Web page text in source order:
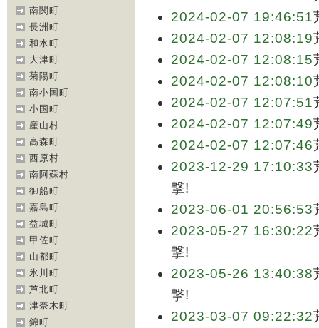
南関町
長洲町
和水町
大津町
菊陽町
南小国町
小国町
産山村
高森町
西原村
南阿蘇村
御船町
嘉島町
益城町
甲佐町
山都町
氷川町
芦北町
津奈木町
錦町
2024-02-07 19:46:51
2024-02-07 12:08:19
2024-02-07 12:08:15
2024-02-07 12:08:10
2024-02-07 12:07:51
2024-02-07 12:07:49
2024-02-07 12:07:46
2023-12-29 17:10:33
撃!
2023-06-01 20:56:53
2023-05-27 16:30:22
撃!
2023-05-26 13:40:38
撃!
2023-03-07 09:22:32